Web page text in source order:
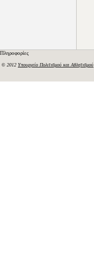
Πληροφορίες
© 2012 Υπουργείο Πολιτισμού και Αθλητισμού